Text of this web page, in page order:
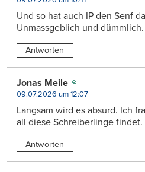
Und so hat auch IP den Senf
Unmassgeblich und dümmlich.
Antworten
Jonas Meile
09.07.2026 um 12:07
Langsam wird es absurd. Ich
all diese Schreiberlinge findet.
Antworten